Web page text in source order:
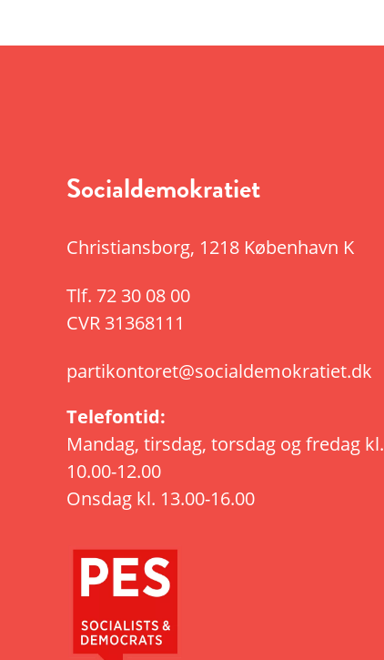
Socialdemokratiet
Christiansborg, 1218 København K
Tlf. 72 30 08 00
CVR 31368111
partikontoret@socialdemokratiet.dk
Telefontid:
Mandag, tirsdag, torsdag og fredag kl.
10.00-12.00
Onsdag kl. 13.00-16.00